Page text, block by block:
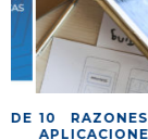
10 RAZONES